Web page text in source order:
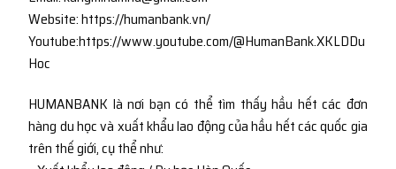
Website: https://humanbank.vn/
Youtube:https://www.youtube.com/@HumanBank.XKLDDu
Hoc
HUMANBANK là nơi bạn có thể tìm thấy hầu hết các đơn
hàng du học và xuất khẩu lao động của hầu hết các quốc gia
trên thế giới, cụ thể như: